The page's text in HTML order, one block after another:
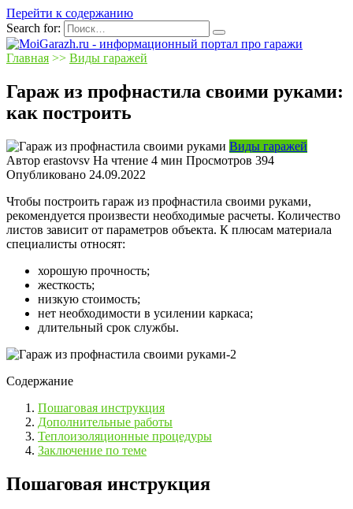
Перейти к содержанию
Search for:
Главная >> Виды гаражей
Гараж из профнастила своими руками:
как построить
Виды гаражей
Автор erastovsv На чтение 4 мин Просмотров 394
Опубликовано 24.09.2022
Чтобы построить гараж из профнастила своими руками,
рекомендуется произвести необходимые расчеты. Количество
листов зависит от параметров объекта. К плюсам материала
специалисты относят:
хорошую прочность;
жесткость;
низкую стоимость;
нет необходимости в усилении каркаса;
длительный срок службы.
Содержание
Пошаговая инструкция
Дополнительные работы
Теплоизоляционные процедуры
Заключение по теме
Пошаговая инструкция